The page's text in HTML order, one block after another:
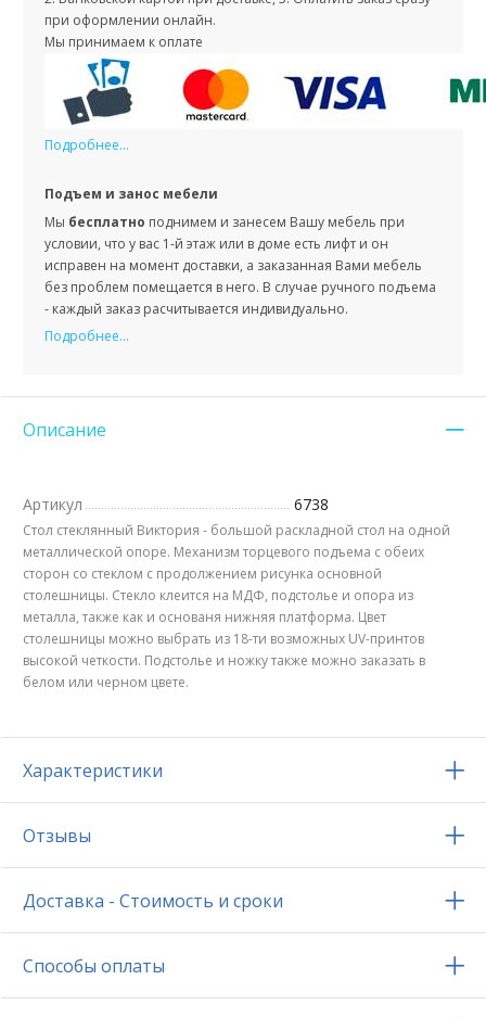
при оформлении онлайн.
Мы принимаем к оплате
Подробнее...
Подъем и занос мебели
Мы бесплатно поднимем и занесем Вашу мебель при
условии, что у вас 1-й этаж или в доме есть лифт и он
исправен на момент доставки, а заказанная Вами мебель
без проблем помещается в него. В случае ручного подъема
- каждый заказ расчитывается индивидуально.
Подробнее...
Описание
Артикул 6738
Стол стеклянный Виктория - большой раскладной стол на одной
металлической опоре. Механизм торцевого подъема с обеих
сторон со стеклом с продолжением рисунка основной
столешницы. Стекло клеится на МДФ, подстолье и опора из
металла, также как и основаня нижняя платформа. Цвет
столешницы можно выбрать из 18-ти возможных UV-принтов
высокой четкости. Подстолье и ножку также можно заказать в
белом или черном цвете.
Характеристики
Отзывы
Доставка - Стоимость и сроки
Способы оплаты